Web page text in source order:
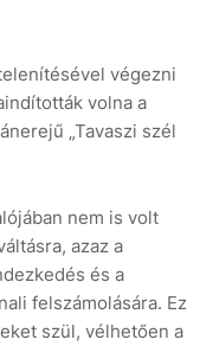
végezni
volna a
„Tavaszi szél
nem is volt
azaz a
és a
felszámolására. Ez
szül, vélhetően a